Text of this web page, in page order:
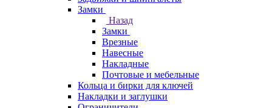
Замки
Назад
Замки
Врезные
Навесные
Накладные
Почтовые и мебельные
Кольца и бирки для ключей
Накладки и заглушки